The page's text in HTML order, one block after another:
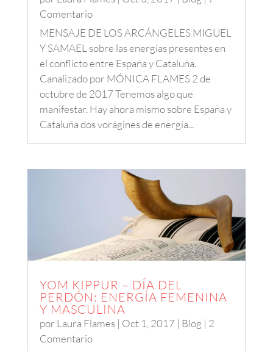
Comentario
MENSAJE DE LOS ARCÁNGELES MIGUEL
Y SAMAEL sobre las energías presentes en
el conflicto entre España y Cataluña.
Canalizado por MÓNICA FLAMES 2 de
octubre de 2017 Tenemos algo que
manifestar. Hay ahora mismo sobre España y
Cataluña dos vorágines de energía...
YOM KIPPUR – DÍA DEL
PERDÓN: ENERGÍA FEMENINA
Y MASCULINA
por Laura Flames| Oct 1, 2017 | Blog | 2
Comentario